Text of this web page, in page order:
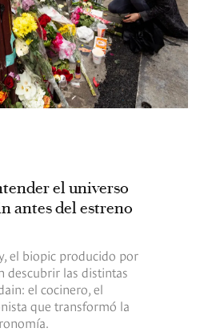
el universo
antes del estreno
el biopic producido por
descubrir las distintas
el cocinero, el
que transformó la